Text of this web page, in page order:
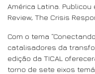
América Latina. Publicou
Review, The Crisis
Com o tema
catalisadores da
edição da TICAL
torno de sete eixos